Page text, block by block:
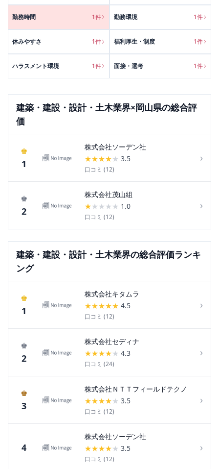
勤務時間 1件 勤務環境 1件
休みやすさ 1件 福利厚生・制度 1件
ハラスメント環境 1件 面接・選考 1件
建築・建設・設計・土木業界×岡山県の総合評
価
♚
1
株式会社ソーデン社
★★★★★ 3.5
口コミ (12)
›
♚
2
株式会社茂山組
★★ ★ ★ ★ 1.0
口コミ (12)
›
建築・建設・設計・土木業界の総合評価ランキ
ング
♚
1
株式会社キタムラ
★★★★★ 4.5
口コミ (12)
›
♚
2
株式会社セディナ
★★★★★ 4.3
口コミ (24)
›
♚
3
株式会社ＮＴＴフィールドテクノ
★★★★★ 3.5
口コミ (12)
›
4
株式会社ソーデン社
★★★★★ 3.5
口コミ (12)
›